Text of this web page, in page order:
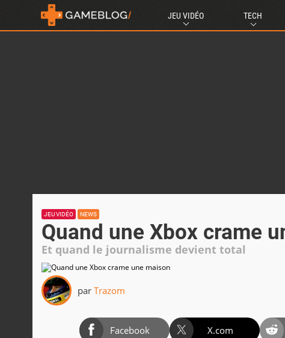
JEU VIDÉO TECH
JEU VIDÉO NEWS
Quand une Xbox crame
Et quand le journalisme devient total
par Trazom
Facebook X.com